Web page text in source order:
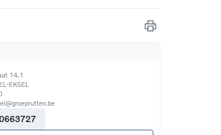
14.1
EKSEL